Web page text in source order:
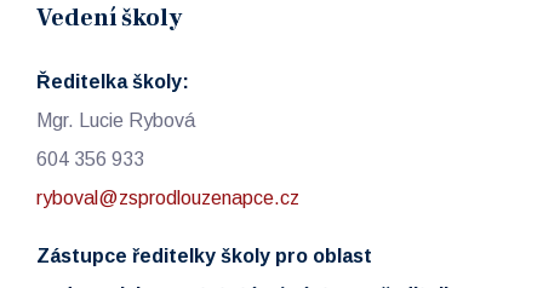
Vedení školy
Ředitelka školy:
Mgr. Lucie Rybová
604 356 933
ryboval@zsprodlouzenapce.cz
Zástupce ředitelky školy pro oblast